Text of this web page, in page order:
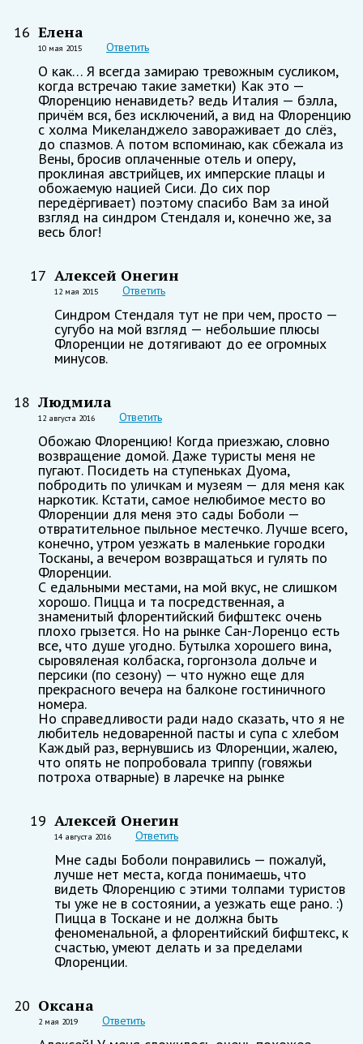
16 Елена
10 мая 2015 Ответить
О как… Я всегда замираю тревожным сусликом,
когда встречаю такие заметки) Как это —
Флоренцию ненавидеть? ведь Италия — бэлла,
причём вся, без исключений, а вид на Флоренцию
с холма Микеланджело завораживает до слёз,
до спазмов. А потом вспоминаю, как сбежала из
Вены, бросив оплаченные отель и оперу,
проклиная австрийцев, их имперские плацы и
обожаемую нацией Сиси. До сих пор
передёргивает) поэтому спасибо Вам за иной
взгляд на синдром Стендаля и, конечно же, за
весь блог!
17 Алексей Онегин
12 мая 2015 Ответить
Синдром Стендаля тут не при чем, просто —
сугубо на мой взгляд — небольшие плюсы
Флоренции не дотягивают до ее огромных
минусов.
18 Людмила
12 августа 2016 Ответить
Обожаю Флоренцию! Когда приезжаю, словно
возвращение домой. Даже туристы меня не
пугают. Посидеть на ступеньках Дуома,
побродить по уличкам и музеям — для меня как
наркотик. Кстати, самое нелюбимое место во
Флоренции для меня это сады Боболи —
отвратительное пыльное местечко. Лучше всего,
конечно, утром уезжать в маленькие городки
Тосканы, а вечером возвращаться и гулять по
Флоренции.
С едальными местами, на мой вкус, не слишком
хорошо. Пицца и та посредственная, а
знаменитый флорентийский бифштекс очень
плохо грызется. Но на рынке Сан-Лоренцо есть
все, что душе угодно. Бутылка хорошего вина,
сыровяленая колбаска, горгонзола дольче и
персики (по сезону) — что нужно еще для
прекрасного вечера на балконе гостиничного
номера.
Но справедливости ради надо сказать, что я не
любитель недоваренной пасты и супа с хлебом
Каждый раз, вернувшись из Флоренции, жалею,
что опять не попробовала триппу (говяжьи
потроха отварные) в ларечке на рынке
19 Алексей Онегин
14 августа 2016 Ответить
Мне сады Боболи понравились — пожалуй,
лучше нет места, когда понимаешь, что
видеть Флоренцию с этими толпами туристов
ты уже не в состоянии, а уезжать еще рано. :)
Пицца в Тоскане и не должна быть
феноменальной, а флорентийский бифштекс, к
счастью, умеют делать и за пределами
Флоренции.
20 Оксана
2 мая 2019 Ответить